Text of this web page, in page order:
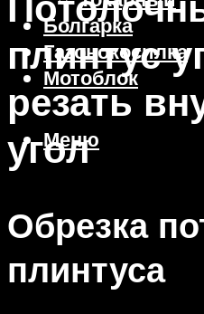
Болгарка
Газонокосилка
Мотоблок
Меню
плинтус
резать
угол
Обрезка
плинтуса